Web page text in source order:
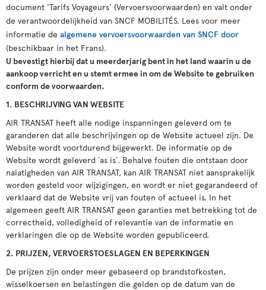
document 'Tarifs Voyageurs' (Vervoersvoorwaarden) en valt onder
de verantwoordelijkheid van SNCF MOBILITÉS. Lees voor meer
informatie de algemene vervoersvoorwaarden van SNCF door
(beschikbaar in het Frans).
U bevestigt hierbij dat u meerderjarig bent in het land waarin u de
aankoop verricht en u stemt ermee in om de Website te gebruiken
conform de voorwaarden.
1. BESCHRIJVING VAN WEBSITE
AIR TRANSAT heeft alle nodige inspanningen geleverd om te
garanderen dat alle beschrijvingen op de Website actueel zijn. De
Website wordt voortdurend bijgewerkt. De informatie op de
Website wordt geleverd ´as is´. Behalve fouten die ontstaan door
nalatigheden van AIR TRANSAT, kan AIR TRANSAT niet aansprakelijk
worden gesteld voor wijzigingen, en wordt er niet gegarandeerd of
verklaard dat de Website vrij van fouten of actueel is. In het
algemeen geeft AIR TRANSAT geen garanties met betrekking tot de
correctheid, volledigheid of relevantie van de informatie en
verklaringen die op de Website worden gepubliceerd.
2. PRIJZEN, VERVOERSTOESLAGEN EN BEPERKINGEN
De prijzen zijn onder meer gebaseerd op brandstofkosten,
wisselkoersen en belastingen die gelden op de datum van de